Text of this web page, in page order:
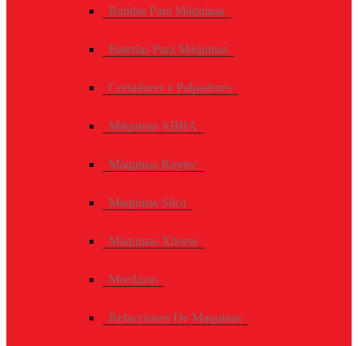
Bandas Para Máquinas
Baterías Para Máquinas
Cortadores y Palpadores
Máquinas ABBA
Maquinas Keytec
Maquinas Silca
Maquinas Xhorse
Mordazas
Refacciones De Maquinas